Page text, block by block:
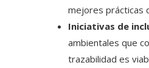
mejores prácticas
Iniciativas de
ambientales que
trazabilidad es